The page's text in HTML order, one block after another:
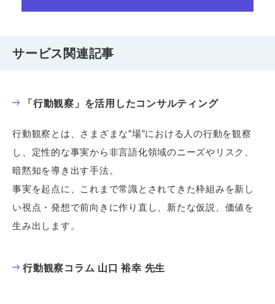
サービス関連記事
「行動観察」を活用したコンサルティング
行動観察とは、さまざまな”場”における人の行動を観察
し、定性的な事実から非言語化領域のニーズやリスク、
暗黙知を導き出す手法。
事実を起点に、これまで常識とされてきた枠組みを新し
い視点・発想で前向きに作り直し、新たな仮説、価値を
生み出します。
行動観察コラム 山口 裕幸 先生